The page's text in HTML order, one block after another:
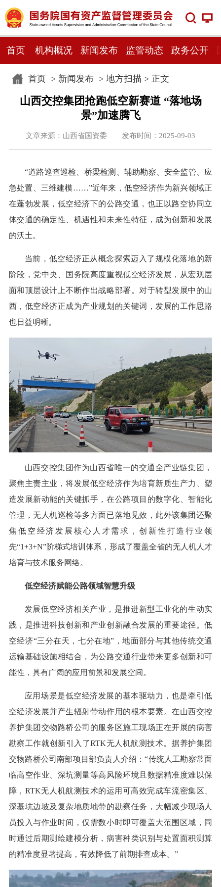
首页 机构概况 新闻发布 监管动态 政务公开
首页> 新闻发布> 地方扫描 > 正文
山西交控集团抢跑低空新赛道 “落地场
景”加速腾飞
文章来源：山西省国资委 发布时间：2025-09-03
“道路巡查巡检、桥梁检测、辅助勘察、安全监管、应
急处置、三维建模……”近年来，低空经济作为新兴领域正
在蓬勃发展，低空经济下的公路交通，也正以路空协同立
体交通的确定性、机遇性和未来性特征，成为创新和发展
的沃土。
当前，低空经济正从概念探索迈入了规模化落地的新
阶段，党中央、国务院高度重视低空经济发展，从宏观层
面和顶层设计上不断作出战略部署。对于转型发展中的山
西，低空经济正成为产业规划的关键词，发展的工作思路
也日益明晰。
山西交控集团作为山西省唯一的交通全产业链集团，
聚焦主责主业，将发展低空经济作为培育新质生产力、塑
造发展新动能的关键抓手，在公路项目的数字化、智能化
管理，无人机巡检等多方面已落地见效，此外该集团还聚
焦低空经济发展核心人才需求，创新性打造行业领
先“1+3+N”阶梯式培训体系，形成了覆盖全省的无人机人才
培育与技术服务网络。
低空经济赋能公路领域智慧升级
发展低空经济相关产业，是推进新型工业化的生动实
践，是推进科技创新和产业创新融合发展的重要途径。低
空经济“三分在天，七分在地”，地面部分与其他传统交通
运输基础设施相结合，为公路交通行业带来更多创新和可
能性，具有广阔的应用前景和发展空间。
应用场景是低空经济发展的基本驱动力，也是牵引低
空经济发展并产生辐射带动作用的根本要素。在山西交控
养护集团交物路桥公司的服务区施工现场正在开展的病害
勘察工作就创新引入了RTK无人机航测技术。据养护集团
交物路桥公司南部项目部负责人介绍：“传统人工勘察常面
临高空作业、深坑测量等高风险环境且数据精准度难以保
障，RTK无人机航测技术的运用可高效完成车流密集区、
深基坑边坡及复杂地质地带的勘察任务，大幅减少现场人
员投入与作业时间，仅需数小时即可覆盖大范围区域，同
时通过后期测绘建模分析，病害种类识别与处置面积测算
的精准度显著提高，有效降低了前期排查成本。”